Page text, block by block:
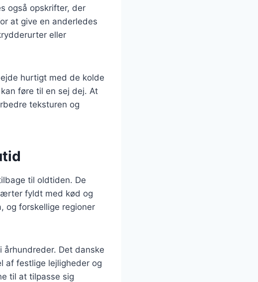
også opskrifter, der
at give en anderledes
eller
hurtigt med de kolde
føre til en sej dej. At
teksturen og
til oldtiden. De
fyldt med kød og
og forskellige regioner
Det danske
festlige lejligheder og
til at tilpasse sig